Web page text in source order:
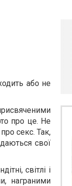
або не
про це. Не
секс. Так,
свої
світлі і
награними